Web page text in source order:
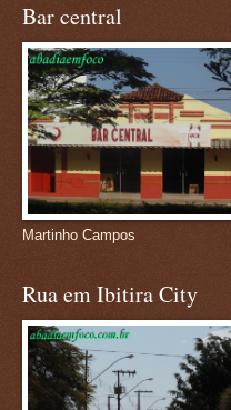
Bar central
Martinho Campos
Rua em Ibitira City